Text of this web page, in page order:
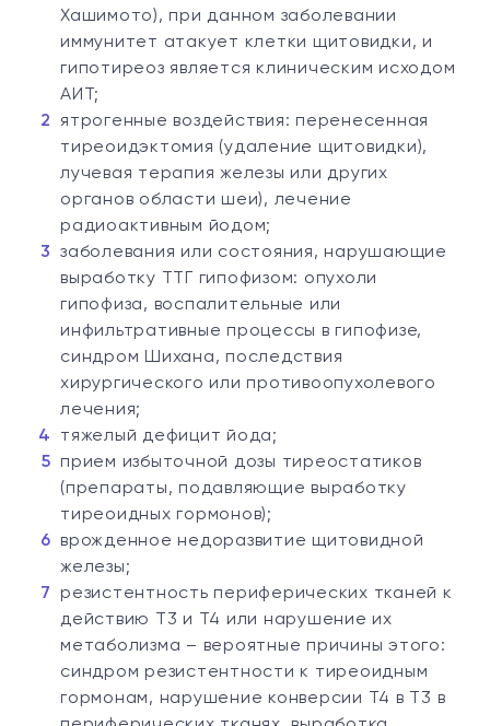
Хашимото), при данном заболевании
иммунитет атакует клетки щитовидки, и
гипотиреоз является клиническим исходом
АИТ;
ятрогенные воздействия: перенесенная
тиреоидэктомия (удаление щитовидки),
лучевая терапия железы или других
органов области шеи), лечение
радиоактивным йодом;
заболевания или состояния, нарушающие
выработку ТТГ гипофизом: опухоли
гипофиза, воспалительные или
инфильтративные процессы в гипофизе,
синдром Шихана, последствия
хирургического или противоопухолевого
лечения;
тяжелый дефицит йода;
прием избыточной дозы тиреостатиков
(препараты, подавляющие выработку
тиреоидных гормонов);
врожденное недоразвитие щитовидной
железы;
резистентность периферических тканей к
действию Т3 и Т4 или нарушение их
метаболизма – вероятные причины этого:
синдром резистентности к тиреоидным
гормонам, нарушение конверсии T4 в T3 в